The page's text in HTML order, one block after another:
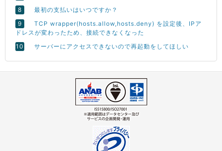
最初の支払いはいつですか？
TCP wrapper(hosts.allow,hosts.deny) を設定後、IPア
ドレスが変わったため、接続できなくなった
サーバーにアクセスできないので再起動をしてほしい